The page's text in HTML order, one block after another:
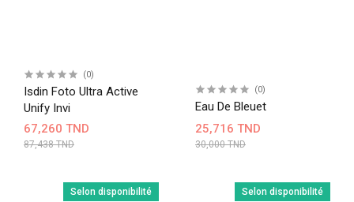
(0)
Isdin Foto Ultra Active
Unify Invi
67,260 TND
87,438 TND
(0)
Eau De Bleuet
25,716 TND
30,000 TND
Selon disponibilité Selon disponibilité